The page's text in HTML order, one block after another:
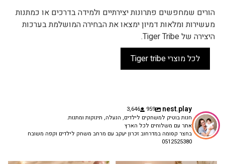
הורים שמחפשים פתרונות יצירתיים ולמידה בדרכים או כמתנות
מעשירות ומלאות דמיון ימצאו את הבחירה המושלמת בערכות
היצירה של Tiger Tribe.
לכל מוצרי Tiger tribe
nest.play
959
3,646
חנות בוטיק למשחקים לילדים, הנעלה, תינוקות ומתנות.
אתר עם משלוחים לכל הארץ
בחצר קסומה במדרחוב זכרון יעקב עם מרחב משחק לילדים וקפה משובח
0512525380